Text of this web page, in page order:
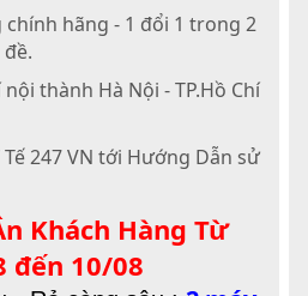
chính hãng - 1 đổi 1 trong 2
thành Hà Nội - TP.Hồ Chí
Tế 247 VN tới Hướng Dẫn sử
Khách Hàng Từ
đến 10/08